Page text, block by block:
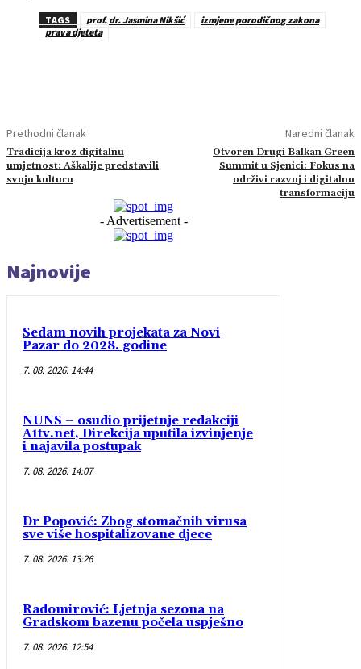
TAGS prof. dr. Jasmina Nikšić
izmjene porodičnog zakona
prava djeteta
Prethodni članak
Tradicija kroz digitalnu
umjetnost: Aškalije predstavili
svoju kulturu
Naredni članak
Otvoren Drugi Balkan Green
Summit u Sjenici: Fokus na
održivi razvoj i digitalnu
transformaciju
- Advertisement -
Najnovije
Sedam novih projekata za Novi
Pazar do 2028. godine
7. 08. 2026. 14:44
NUNS – osudio prijetnje redakciji
A1tv.net, Direkcija uputila izvinjenje
i najavila postupak
7. 08. 2026. 14:07
Dr Popović: Zbog stomačnih virusa
sve više hospitalizovane djece
7. 08. 2026. 13:26
Radomirović: Ljetnja sezona na
Gradskom bazenu počela uspješno
7. 08. 2026. 12:54